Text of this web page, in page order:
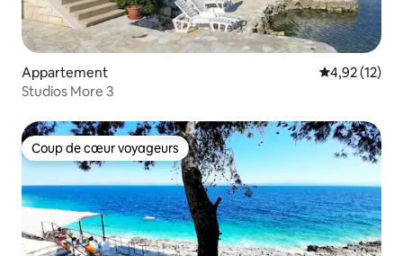
Appartement Évaluation
4,92 (12)
Studios More 3
Coup de cœur voyageurs
Coup de cœur voyageurs